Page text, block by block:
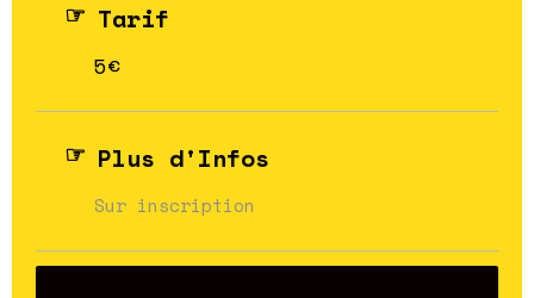
Tarif
5€
Plus d'Infos
Sur inscription